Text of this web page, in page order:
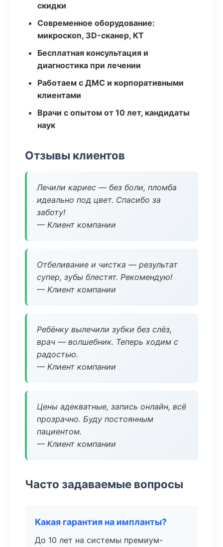
скидки
Современное оборудование:
микроскоп, 3D-сканер, КТ
Бесплатная консультация и
диагностика при лечении
Работаем с ДМС и корпоративными
клиентами
Врачи с опытом от 10 лет, кандидаты
наук
Отзывы клиентов
Лечили кариес — без боли, пломба
идеально под цвет. Спасибо за
заботу!
— Клиент компании
Отбеливание и чистка — результат
супер, зубы блестят. Рекомендую!
— Клиент компании
Ребёнку вылечили зубки без слёз,
врач — волшебник. Теперь ходим с
радостью.
— Клиент компании
Цены адекватные, запись онлайн, всё
прозрачно. Буду постоянным
пациентом.
— Клиент компании
Часто задаваемые вопросы
Какая гарантия на импланты?
До 10 лет на системы премиум-